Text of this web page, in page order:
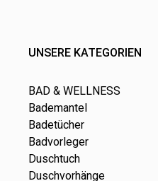
UNSERE KATEGORIEN
BAD & WELLNESS
Bademantel
Badetücher
Badvorleger
Duschtuch
Duschvorhänge